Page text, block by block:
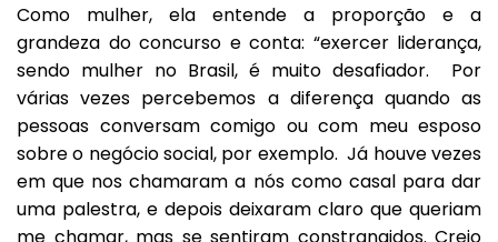
Como mulher, ela entende a proporção e a
grandeza do concurso e conta: “exercer liderança,
sendo mulher no Brasil, é muito desafiador. Por
várias vezes percebemos a diferença quando as
pessoas conversam comigo ou com meu esposo
sobre o negócio social, por exemplo. Já houve vezes
em que nos chamaram a nós como casal para dar
uma palestra, e depois deixaram claro que queriam
me chamar, mas se sentiram constrangidos. Creio